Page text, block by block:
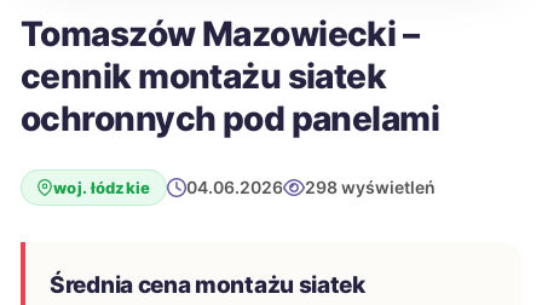
Tomaszów Mazowiecki –
cennik montażu siatek
ochronnych pod panelami
woj. łódzkie 04.06.2026 298 wyświetleń
Średnia cena montażu siatek